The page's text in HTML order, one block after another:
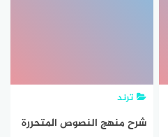
ترند
شرح منهج النصوص المتحررة